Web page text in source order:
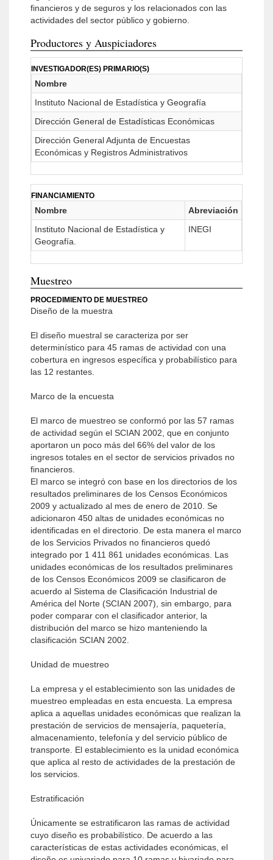
financieros y de seguros y los relacionados con las
actividades del sector público y gobierno.
Productores y Auspiciadores
INVESTIGADOR(ES) PRIMARIO(S)
Nombre
Instituto Nacional de Estadística y Geografía
Dirección General de Estadísticas Económicas
Dirección General Adjunta de Encuestas
Económicas y Registros Administrativos
FINANCIAMIENTO
Nombre
Abreviación
Instituto Nacional de Estadística y
Geografía.
INEGI
Muestreo
PROCEDIMIENTO DE MUESTREO
Diseño de la muestra
El diseño muestral se caracteriza por ser
determinístico para 45 ramas de actividad con una
cobertura en ingresos específica y probabilístico para
las 12 restantes.
Marco de la encuesta
El marco de muestreo se conformó por las 57 ramas
de actividad según el SCIAN 2002, que en conjunto
aportaron un poco más del 66% del valor de los
ingresos totales en el sector de servicios privados no
financieros.
El marco se integró con base en los directorios de los
resultados preliminares de los Censos Económicos
2009 y actualizado al mes de enero de 2010. Se
adicionaron 450 altas de unidades económicas no
identificadas en el directorio. De esta manera el marco
de los Servicios Privados no financieros quedó
integrado por 1 411 861 unidades económicas. Las
unidades económicas de los resultados preliminares
de los Censos Económicos 2009 se clasificaron de
acuerdo al Sistema de Clasificación Industrial de
América del Norte (SCIAN 2007), sin embargo, para
poder comparar con el clasificador anterior, la
distribución del marco se hizo manteniendo la
clasificación SCIAN 2002.
Unidad de muestreo
La empresa y el establecimiento son las unidades de
muestreo empleadas en esta encuesta. La empresa
aplica a aquellas unidades económicas que realizan la
prestación de servicios de mensajería, paquetería,
almacenamiento, telefonía y del servicio público de
transporte. El establecimiento es la unidad económica
que aplica al resto de actividades de la prestación de
los servicios.
Estratificación
Únicamente se estratificaron las ramas de actividad
cuyo diseño es probabilístico. De acuerdo a las
características de estas actividades económicas, el